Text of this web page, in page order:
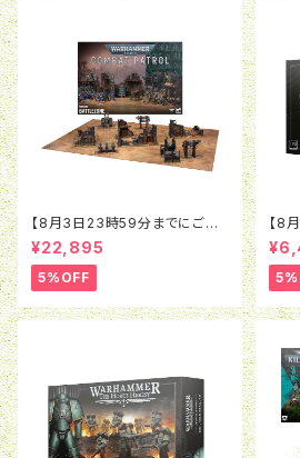
【8月3日23時59分までにご予
約で5％OFF】ウォーハンマー4
0K：コンバットパトロール：バト
ルゾーン
¥22,895
5%OFF
【8
約で
レギ
ビ
グレ